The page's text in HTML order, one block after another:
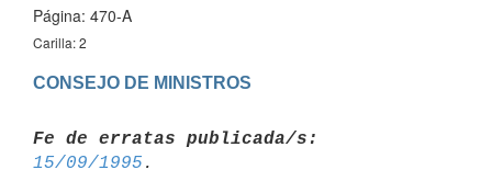
Página: 470-A
Carilla: 2
Fe de erratas publicada/s:
15/09/1995